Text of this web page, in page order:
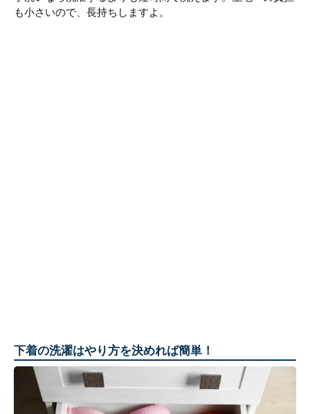
も小さいので、長持ちしますよ。
下着の洗濯はやり方を決めれば簡単！